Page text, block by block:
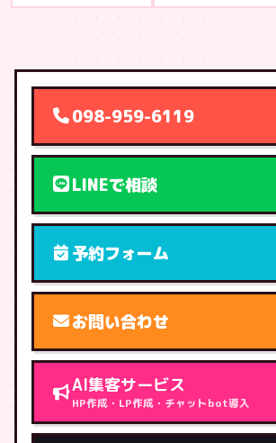
098-959-6119
LINEで相談
予約フォーム
お問い合わせ
AI集客サービス
HP作成・LP作成・チャットbot導入